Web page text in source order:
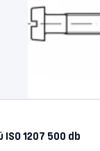
1207 500 db